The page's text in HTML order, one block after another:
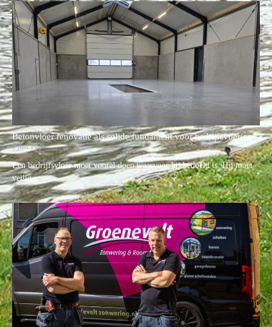
Betonvloer renovatie als solide fundament voor bedrijfsvoering
5 juni 2026
Een bedrijfsvloer moet vooral doen waarvoor hij bedoeld is. Hij moet
veilig